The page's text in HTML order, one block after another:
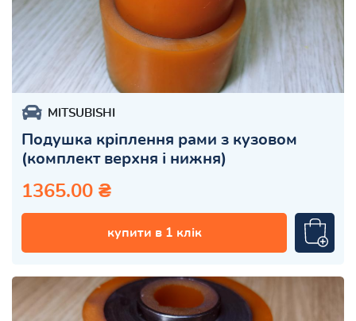
MITSUBISHI
Подушка кріплення рами з кузовом
(комплект верхня і нижня)
1365.00 ₴
купити в 1 клік